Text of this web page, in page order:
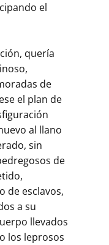
el
quería
de
el plan de
al llano
sin
de
de esclavos,
a su
llevados
los leprosos